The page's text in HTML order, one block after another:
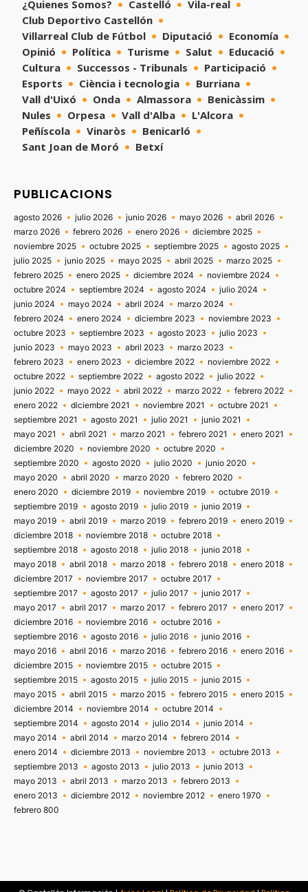
¿Quienes Somos? Castelló
Vila-real
Club Deportivo Castellón
Villarreal Club de Fútbol
Diputació
Economía
Opinió
Política Turisme Salut
Educació
Cultura
Successos - Tribunals
Participació
Esports
Ciència i tecnologia
Burriana
Vall d'Uixó
Onda Almassora
Benicàssim
Nules
Orpesa Vall d'Alba
L'Alcora
Peñíscola
Vinaròs
Benicarló
Sant Joan de Moró
Betxí
PUBLICACIONS
agosto 2026 julio 2026 junio 2026 mayo 2026
abril 2026
marzo 2026
febrero 2026 enero 2026
diciembre 2025
noviembre 2025
octubre 2025 septiembre 2025
agosto 2025
julio 2025
junio 2025 mayo 2025 abril 2025
marzo 2025
febrero 2025
enero 2025 diciembre 2024
noviembre 2024
octubre 2024
septiembre 2024 agosto 2024
julio 2024
junio 2024
mayo 2024 abril 2024
marzo 2024
febrero 2024
enero 2024 diciembre 2023
noviembre 2023
octubre 2023
septiembre 2023 agosto 2023
julio 2023
junio 2023
mayo 2023 abril 2023
marzo 2023
febrero 2023
enero 2023 diciembre 2022
noviembre 2022
octubre 2022
septiembre 2022 agosto 2022
julio 2022
junio 2022
mayo 2022 abril 2022 marzo 2022
febrero 2022
enero 2022
diciembre 2021 noviembre 2021
octubre 2021
septiembre 2021
agosto 2021 julio 2021
junio 2021
mayo 2021
abril 2021 marzo 2021 febrero 2021
enero 2021
diciembre 2020
noviembre 2020
octubre 2020
septiembre 2020
agosto 2020 julio 2020
junio 2020
mayo 2020
abril 2020 marzo 2020
febrero 2020
enero 2020
diciembre 2019 noviembre 2019
octubre 2019
septiembre 2019
agosto 2019 julio 2019
junio 2019
mayo 2019
abril 2019 marzo 2019 febrero 2019
enero 2019
diciembre 2018
noviembre 2018
octubre 2018
septiembre 2018
agosto 2018 julio 2018
junio 2018
mayo 2018
abril 2018 marzo 2018 febrero 2018
enero 2018
diciembre 2017
noviembre 2017
octubre 2017
septiembre 2017
agosto 2017 julio 2017
junio 2017
mayo 2017
abril 2017 marzo 2017 febrero 2017
enero 2017
diciembre 2016
noviembre 2016
octubre 2016
septiembre 2016
agosto 2016 julio 2016
junio 2016
mayo 2016
abril 2016 marzo 2016 febrero 2016
enero 2016
diciembre 2015
noviembre 2015
octubre 2015
septiembre 2015
agosto 2015 julio 2015
junio 2015
mayo 2015
abril 2015 marzo 2015 febrero 2015
enero 2015
diciembre 2014
noviembre 2014
octubre 2014
septiembre 2014
agosto 2014 julio 2014
junio 2014
mayo 2014
abril 2014 marzo 2014
febrero 2014
enero 2014
diciembre 2013 noviembre 2013
octubre 2013
septiembre 2013
agosto 2013 julio 2013
junio 2013
mayo 2013
abril 2013 marzo 2013
febrero 2013
enero 2013
diciembre 2012 noviembre 2012
enero 1970
febrero 800